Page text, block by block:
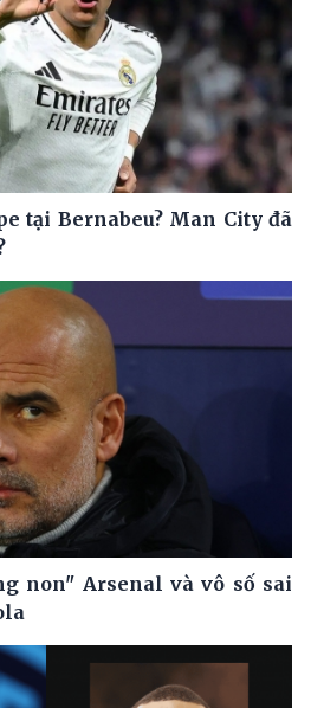
tại Bernabeu? Man City đã
non" Arsenal và vô số sai